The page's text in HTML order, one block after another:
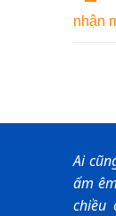
nhận
Ai
ấm
chiều